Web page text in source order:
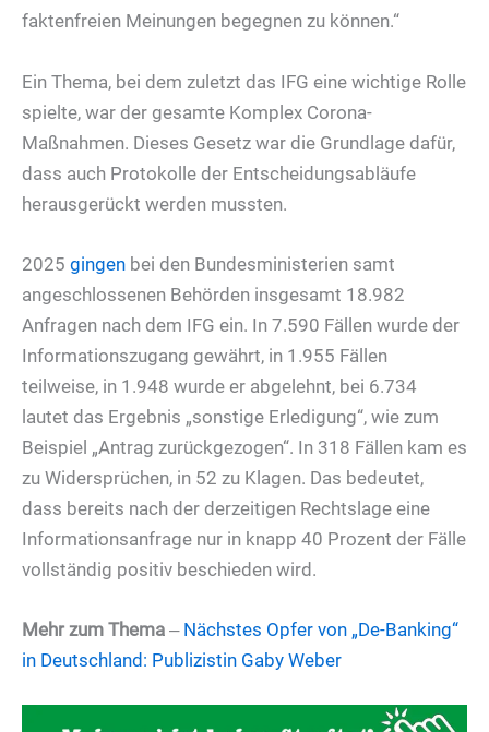
faktenfreien Meinungen begegnen zu können.“
Ein Thema, bei dem zuletzt das IFG eine wichtige Rolle
spielte, war der gesamte Komplex Corona-
Maßnahmen. Dieses Gesetz war die Grundlage dafür,
dass auch Protokolle der Entscheidungsabläufe
herausgerückt werden mussten.
2025 gingen bei den Bundesministerien samt
angeschlossenen Behörden insgesamt 18.982
Anfragen nach dem IFG ein. In 7.590 Fällen wurde der
Informationszugang gewährt, in 1.955 Fällen
teilweise, in 1.948 wurde er abgelehnt, bei 6.734
lautet das Ergebnis „sonstige Erledigung“, wie zum
Beispiel „Antrag zurückgezogen“. In 318 Fällen kam es
zu Widersprüchen, in 52 zu Klagen. Das bedeutet,
dass bereits nach der derzeitigen Rechtslage eine
Informationsanfrage nur in knapp 40 Prozent der Fälle
vollständig positiv beschieden wird.
Mehr zum Thema ‒ Nächstes Opfer von „De-Banking“
in Deutschland: Publizistin Gaby Weber